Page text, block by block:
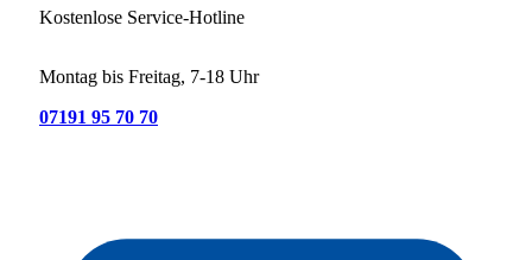
Kostenlose Service-Hotline
Montag bis Freitag, 7-18 Uhr
07191 95 70 70